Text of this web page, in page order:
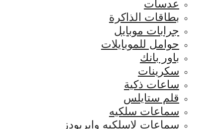
عدسات
بطاقات الذاكرة
جرابات موبايل
حوامل للموبايلات
باور بانك
سكرينات
ساعات ذكية
قلم ستايلس
سماعات سلكيه
سماعات لاسلكيه وايربودز